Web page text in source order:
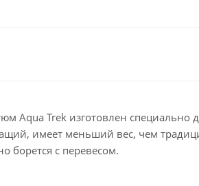
Aqua Trek изготовлен
имеет меньший вес, чем
борется с перевесом.